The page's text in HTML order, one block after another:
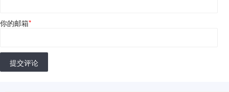
你的邮箱*
提交评论